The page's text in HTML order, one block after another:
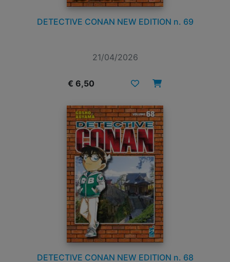
DETECTIVE CONAN NEW EDITION n. 69
21/04/2026
€ 6,50
DETECTIVE CONAN NEW EDITION n. 68